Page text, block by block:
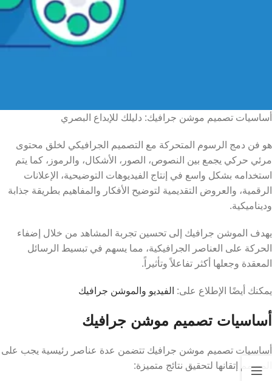
أساسيات تصميم موشن جرافيك: دليلك للإبداع البصري
هو فن دمج الرسوم المتحركة مع التصميم الجرافيكي لخلق محتوى
مرئي حركي يجمع بين النصوص، الصور، الأشكال، والرموز، كما يتم
استخدامه بشكل واسع في إنتاج الفيديوهات التوضيحية، الإعلانات
الرقمية، والعروض التقديمية لتوضيح الأفكار والمفاهيم بطريقة جذابة
وديناميكية.
يهدف الموشن جرافيك إلى تحسين تجربة المشاهد من خلال إضفاء
الحركة على العناصر الجرافيكية، مما يسهم في تبسيط الرسائل
المعقدة وجعلها أكثر تفاعلاً وتأثيراً.
يمكنك أيضًا الإطلاع على: الفيديو والموشن جرافيك
أساسيات تصميم موشن جرافيك
أساسيات تصميم موشن جرافيك تتضمن عدة عناصر رئيسية يجب على
المصمم إتقانها لتحقيق نتائج متميزة: